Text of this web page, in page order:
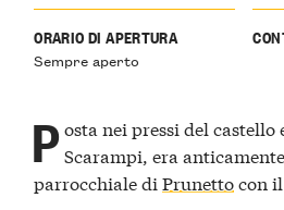
ORARIO DI APERTURA
Sempre aperto
Posta nei pressi del
Scarampi, era
parrocchiale diPrunettocon